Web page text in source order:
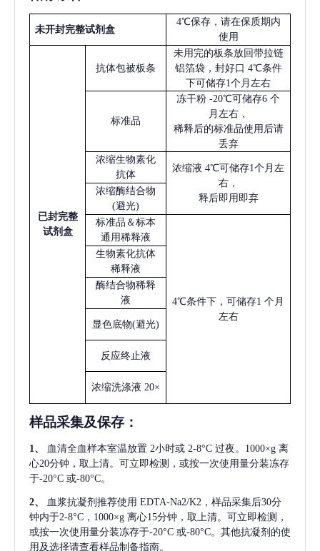
未开封完整试剂盒
4℃保存，请在保质期内
使用
已封完整
试剂盒
抗体包被板条
未用完的板条放回带拉链
铝箔袋，封好口 4℃条件
下可储存1个月左右
标准品
冻干粉 -20℃可储存6 个
月左右，
稀释后的标准品使用后请
丢弃
浓缩生物素化
抗体
浓缩液 4℃可储存1个月左
右，
释后即用即弃
浓缩酶结合物
(避光)
标准品＆标本
通用稀释液
4℃条件下，可储存1 个月
左右
生物素化抗体
稀释液
酶结合物稀释
液
显色底物(避光)
反应终止液
浓缩洗涤液 20×
样品采集及保存 ：
1、 血清全血样本室温放置 2小时或 2-8°C 过夜。1000×g 离
心20分钟，取上清。可立即检测，或按一次使用量分装冻存
于-20°C 或-80°C。
2、 血浆抗凝剂推荐使用 EDTA-Na2/K2，样品采集后30分
钟内于2-8°C，1000×g 离心15分钟，取上清。可立即检测，
或按一次使用量分装冻存于-20°C 或-80°C。其他抗凝剂的使
用及选择请查看样品制备指南。